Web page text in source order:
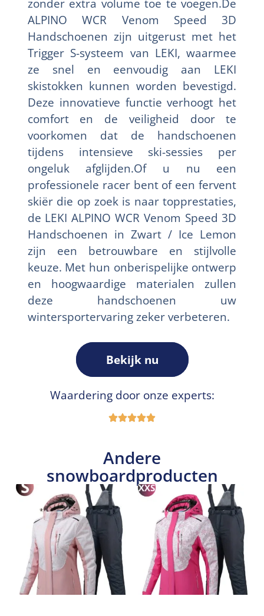
zonder extra volume toe te voegen.De
ALPINO WCR Venom Speed 3D
Handschoenen zijn uitgerust met het
Trigger S-systeem van LEKI, waarmee
ze snel en eenvoudig aan LEKI
skistokken kunnen worden bevestigd.
Deze innovatieve functie verhoogt het
comfort en de veiligheid door te
voorkomen dat de handschoenen
tijdens intensieve ski-sessies per
ongeluk afglijden.Of u nu een
professionele racer bent of een fervent
skiër die op zoek is naar topprestaties,
de LEKI ALPINO WCR Venom Speed 3D
Handschoenen in Zwart / Ice Lemon
zijn een betrouwbare en stijlvolle
keuze. Met hun onberispelijke ontwerp
en hoogwaardige materialen zullen
deze handschoenen uw
wintersportervaring zeker verbeteren.
Bekijk nu
Waardering door onze experts:
Andere
snowboardproducten